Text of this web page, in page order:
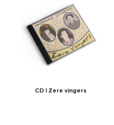
CD | Zere vingers